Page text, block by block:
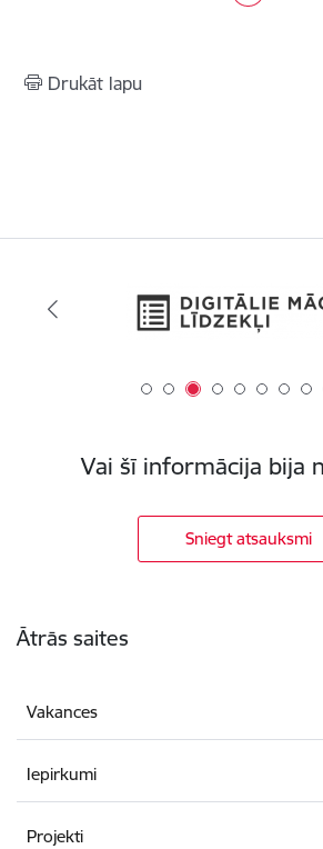
Drukāt lapu
Vai šī informācija bija
Sniegt atsauksmi
Ātrās saites
Vakances
Iepirkumi
Projekti